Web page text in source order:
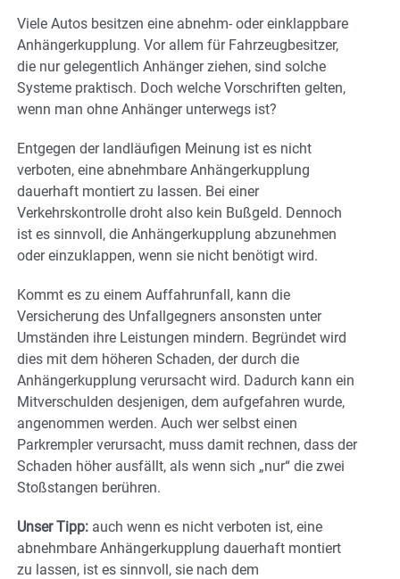
Viele Autos besitzen eine abnehm- oder einklappbare
Anhängerkupplung. Vor allem für Fahrzeugbesitzer,
die nur gelegentlich Anhänger ziehen, sind solche
Systeme praktisch. Doch welche Vorschriften gelten,
wenn man ohne Anhänger unterwegs ist?
Entgegen der landläufigen Meinung ist es nicht
verboten, eine abnehmbare Anhängerkupplung
dauerhaft montiert zu lassen. Bei einer
Verkehrskontrolle droht also kein Bußgeld. Dennoch
ist es sinnvoll, die Anhängerkupplung abzunehmen
oder einzuklappen, wenn sie nicht benötigt wird.
Kommt es zu einem Auffahrunfall, kann die
Versicherung des Unfallgegners ansonsten unter
Umständen ihre Leistungen mindern. Begründet wird
dies mit dem höheren Schaden, der durch die
Anhängerkupplung verursacht wird. Dadurch kann ein
Mitverschulden desjenigen, dem aufgefahren wurde,
angenommen werden. Auch wer selbst einen
Parkrempler verursacht, muss damit rechnen, dass der
Schaden höher ausfällt, als wenn sich „nur“ die zwei
Stoßstangen berühren.
Unser Tipp: auch wenn es nicht verboten ist, eine
abnehmbare Anhängerkupplung dauerhaft montiert
zu lassen, ist es sinnvoll, sie nach dem